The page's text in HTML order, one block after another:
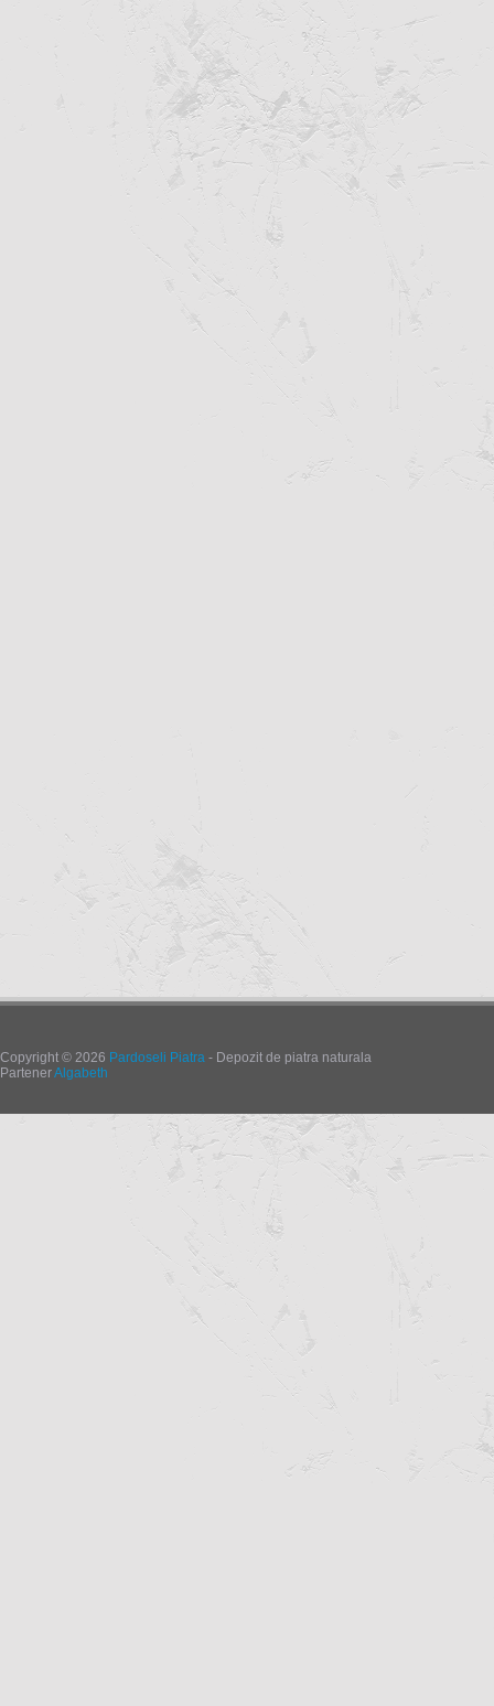
Copyright © 2026 Pardoseli Piatra - Depozit de piatra naturala
PartenerAlgabeth